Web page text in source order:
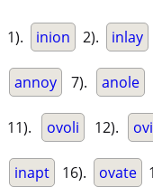
1). inion 2). inlay
annoy 7). anole
11). ovoli 12).
inapt 16). ovate